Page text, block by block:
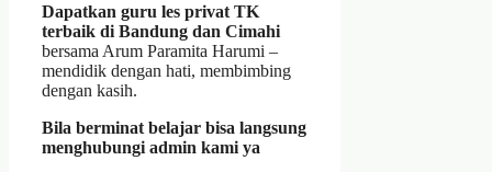
Dapatkan guru les privat TK
terbaik di Bandung dan Cimahi
bersama Arum Paramita Harumi –
mendidik dengan hati, membimbing
dengan kasih.
Bila berminat belajar bisa langsung
menghubungi admin kami ya